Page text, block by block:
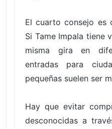
El cuarto consejo es
Si Tame Impala tiene
misma gira en
entradas para
pequeñas suelen ser
Hay que evitar
desconocidas a